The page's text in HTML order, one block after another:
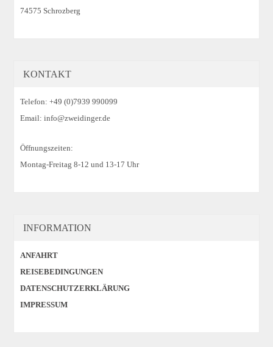
74575 Schrozberg
KONTAKT
Telefon: +49 (0)7939 990099
Email: info@zweidinger.de
Öffnungszeiten:
Montag-Freitag 8-12 und 13-17 Uhr
INFORMATION
ANFAHRT
REISEBEDINGUNGEN
DATENSCHUTZERKLÄRUNG
IMPRESSUM